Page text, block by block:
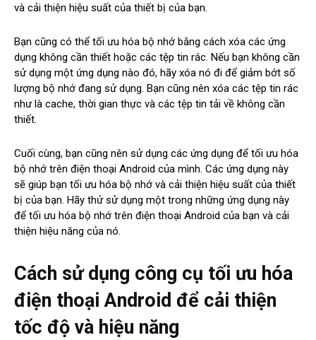
và cải thiện hiệu suất của thiết bị của bạn.
Bạn cũng có thể tối ưu hóa bộ nhớ bằng cách xóa các ứng
dụng không cần thiết hoặc các tệp tin rác. Nếu bạn không cần
sử dụng một ứng dụng nào đó, hãy xóa nó đi để giảm bớt số
lượng bộ nhớ đang sử dụng. Bạn cũng nên xóa các tệp tin rác
như là cache, thời gian thực và các tệp tin tải về không cần
thiết.
Cuối cùng, bạn cũng nên sử dụng các ứng dụng để tối ưu hóa
bộ nhớ trên điện thoại Android của mình. Các ứng dụng này
sẽ giúp bạn tối ưu hóa bộ nhớ và cải thiện hiệu suất của thiết
bị của bạn. Hãy thử sử dụng một trong những ứng dụng này
để tối ưu hóa bộ nhớ trên điện thoại Android của bạn và cải
thiện hiệu năng của nó.
Cách sử dụng công cụ tối ưu hóa
điện thoại Android để cải thiện
tốc độ và hiệu năng